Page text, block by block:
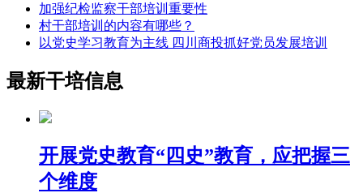
加强纪检监察干部培训重要性
村干部培训的内容有哪些？
以党史学习教育为主线 四川商投抓好党员发展培训
最新干培信息
开展党史教育“四史”教育，应把握三
个维度